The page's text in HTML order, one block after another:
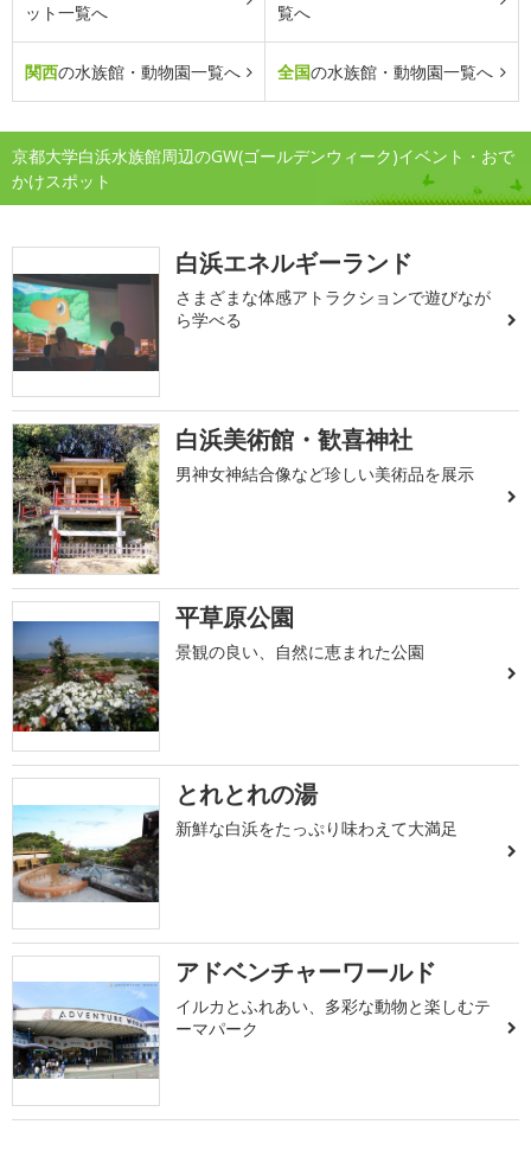
ット一覧へ
覧へ
関西の水族館・動物園一覧へ 全国の水族館・動物園一覧へ
京都大学白浜水族館周辺のGW(ゴールデンウィーク)イベント・おで
かけスポット
白浜エネルギーランド
さまざまな体感アトラクションで遊びなが
ら学べる
白浜美術館・歓喜神社
男神女神結合像など珍しい美術品を展示
平草原公園
景観の良い、自然に恵まれた公園
とれとれの湯
新鮮な白浜をたっぷり味わえて大満足
アドベンチャーワールド
イルカとふれあい、多彩な動物と楽しむテ
ーマパーク